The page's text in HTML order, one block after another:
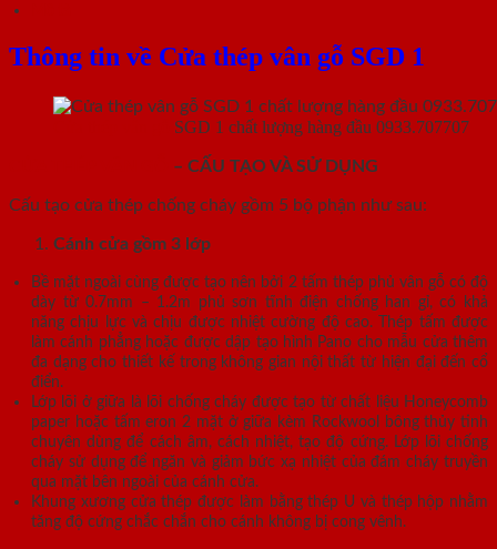
Thông tin về Cửa thép vân gỗ SGD 1
SGD 1 chất lượng hàng đầu 0933.707707
– CẤU TẠO VÀ SỬ DỤNG
Cấu tạo cửa thép chống cháy gồm 5 bộ phận như sau:
Cánh cửa gồm 3 lớp
Bề mặt ngoài cùng được tạo nên bởi 2 tấm thép phủ vân gỗ có độ
dày từ 0.7mm – 1.2m phủ sơn tĩnh điện chống han gỉ, có khả
năng chịu lực và chịu được nhiệt cường độ cao. Thép tấm được
làm cánh phẳng hoặc được dập tạo hình Pano cho mẫu cửa thêm
đa dạng cho thiết kế trong không gian nội thất từ hiện đại đến cổ
điển.
Lớp lõi ở giữa là lõi chống cháy được tạo từ chất liệu Honeycomb
paper hoặc tấm eron 2 mặt ở giữa kèm Rockwool bông thủy tinh
chuyên dùng để cách âm, cách nhiệt, tạo độ cứng. Lớp lõi chống
cháy sử dụng để ngăn và giảm bức xạ nhiệt của đám cháy truyền
qua mặt bên ngoài của cánh cửa.
Khung xương cửa thép được làm bằng thép U và thép hộp nhằm
tăng độ cứng chắc chắn cho cánh không bị cong vênh.